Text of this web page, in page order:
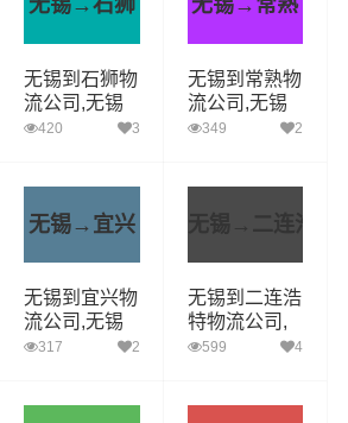
无锡→石狮
无锡到石狮物
流公司,无锡
到石狮货运专
420 3
无锡→常熟
无锡到常熟物
流公司,无锡
到常熟货运专
349 2
无锡→宜兴
无锡到宜兴物
流公司,无锡
到宜兴货运专
317 2
无锡→二连浩特
无锡到二连浩
特物流公司,
无锡到二连浩
599 4